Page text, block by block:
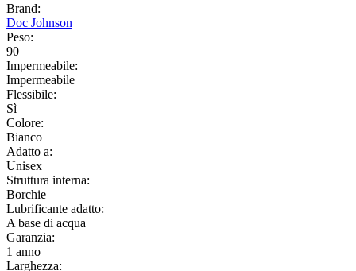
Brand:
Doc Johnson
Peso:
90
Impermeabile:
Impermeabile
Flessibile:
Sì
Colore:
Bianco
Adatto a:
Unisex
Struttura interna:
Borchie
Lubrificante adatto:
A base di acqua
Garanzia:
1 anno
Larghezza: